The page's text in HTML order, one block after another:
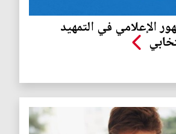
الإعلامي في التمهيد